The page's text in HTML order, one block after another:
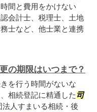
間と費用をかけない
会計士、税理士、土地
士など、他士業と連携
の期限はいつまで？
を行う時間がないな
相続登記に精通した 司
人すまいる相続・後